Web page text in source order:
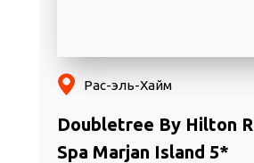
Doubletree By Hilton
Spa Marjan Island 5*
Рас-эль-Хайм